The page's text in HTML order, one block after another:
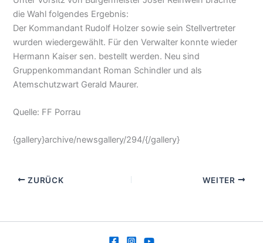
die Wahl folgendes Ergebnis:
Der Kommandant Rudolf Holzer sowie sein Stellvertreter
wurden wiedergewählt. Für den Verwalter konnte wieder
Hermann Kaiser sen. bestellt werden. Neu sind
Gruppenkommandant Roman Schindler und als
Atemschutzwart Gerald Maurer.
Quelle: FF Porrau
{gallery}archive/newsgallery/294/{/gallery}
ZURÜCK WEITER